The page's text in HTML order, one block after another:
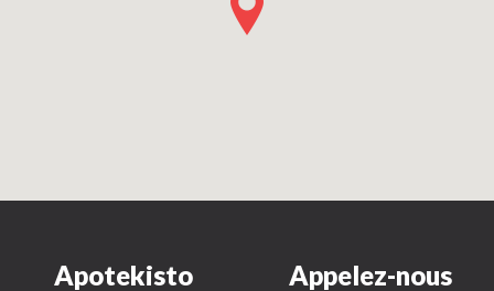
Apotekisto Appelez-nous